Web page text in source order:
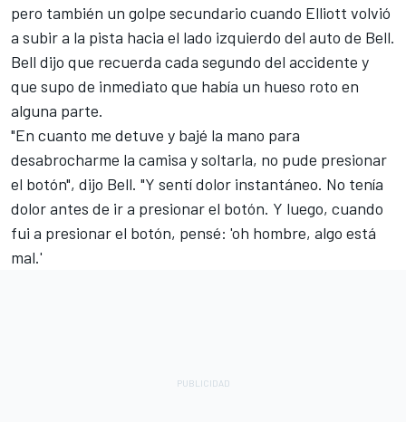
pero también un golpe secundario cuando Elliott volvió
a subir a la pista hacia el lado izquierdo del auto de Bell.
Bell dijo que recuerda cada segundo del accidente y
que supo de inmediato que había un hueso roto en
alguna parte.
"En cuanto me detuve y bajé la mano para
desabrocharme la camisa y soltarla, no pude presionar
el botón", dijo Bell. "Y sentí dolor instantáneo. No tenía
dolor antes de ir a presionar el botón. Y luego, cuando
fui a presionar el botón, pensé: 'oh hombre, algo está
mal.'